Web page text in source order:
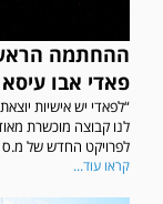
ההחתמה
פאדי אבו
“לפאדי יש אישיות
לנו קבוצה מוכשרת
לפרויקט החדש של מ.ס
קראו עוד...